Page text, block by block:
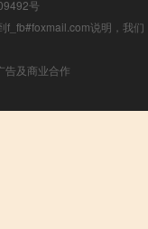
号
f_fb#foxmail.com说明，我们
告及商业合作